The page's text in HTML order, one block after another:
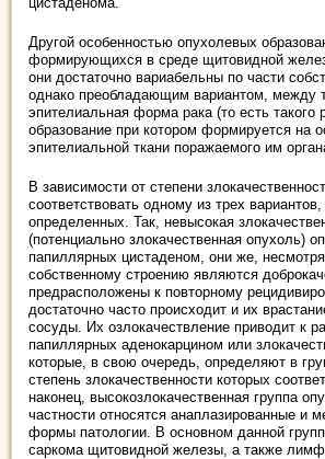
Другой особенностью опухолевых
формирующихся в среде щитовидной
они достаточно вариабельны по части
однако преобладающим вариантом, между
эпителиальная форма рака (то есть такого
образование при котором формируется на
эпителиальной ткани поражаемого им
В зависимости от степени
соответствовать одному из трех
определенных. Так, невысокая
(потенциально злокачественная опухоль)
папиллярных цистаденом, они же,
собственному строению являются
предрасположены к повторному
достаточно часто происходит и их
сосуды. Их озлокачествление приводит к
папиллярных аденокарцином или
которые, в свою очередь, определяют в
степень злокачественности которых
наконец, высокозлокачественная группа
частности относятся анаплазированные и
формы патологии. В основном данной
саркома щитовидной железы, а также